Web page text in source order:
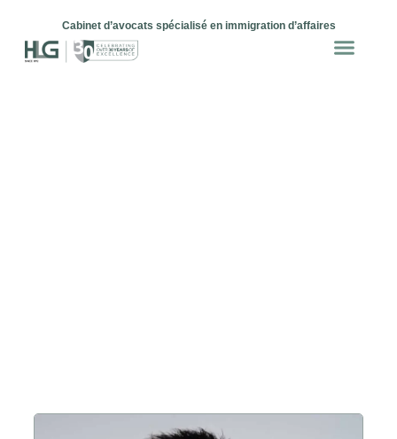
Cabinet d’avocats spécialisé en immigration d’affaires